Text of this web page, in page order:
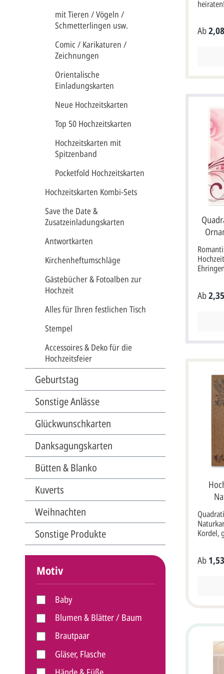
mit Tieren / Vögeln /
Schmetterlingen usw.
Comic / Karikaturen /
Zeichnungen
Orientalische
Einladungskarten
Neue Hochzeitskarten
Top 50 Hochzeitskarten
Hochzeitskarten mit
Spitzenband
Pocketfold Hochzeitskarten
Hochzeitskarten Kombi-Sets
Save the Date &
Zusatzeinladungskarten
Antwortkarten
Kirchenheftumschläge
Gästebücher & Fotoalben zur
Hochzeit
Alles für Ihren festlichen Tisch
Stempel
Accessoires & Deko für die
Hochzeitsfeier
Geburtstag
Sonstige Anlässe
Glückwunschkarten
Danksagungskarten
Bütten & Blanko
Kuverts
Weihnachten
Sonstige Produkte
Motiv
Baby
Blumen & Blätter / Baum
Brautpaar
Gläser, Flasche
der
gold
eine
sich
Wenn
"Profi
selbst
Karte
im
Ab
einem
für Sie
sollen, müssten Sie die Option "Profi
gestalten"
Breite
muss
Ab
Kordel,
Ringe
Fotos.
Ab